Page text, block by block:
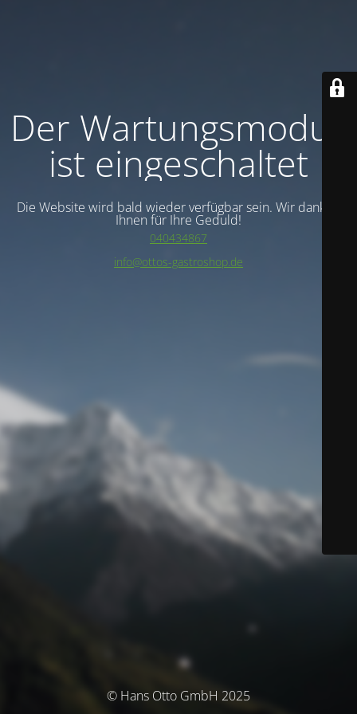
Der Wartungsmodus
ist eingeschaltet
Die Website wird bald wieder verfügbar sein. Wir danken
Ihnen für Ihre Geduld!
040434867
info@ottos-gastroshop.de
© Hans Otto GmbH 2025